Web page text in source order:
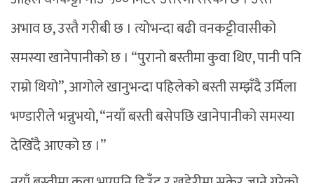
अभाव छ, उस्तै गरीबी छ । त्योभन्दा बढी वनकट्टीवासीको
समस्या खानेपानीको छ । “पुरानो बस्तीमा कुवा थिए, पानी पनि
राम्रो थियो”, आगोले खानुभन्दा पहिलेको बस्ती सम्झँदै उर्मिला
भण्डारीले भन्नुभयो, “नयाँ बस्ती बसेपछि खानेपानीको समस्या
देखिँदै आएको छ ।”